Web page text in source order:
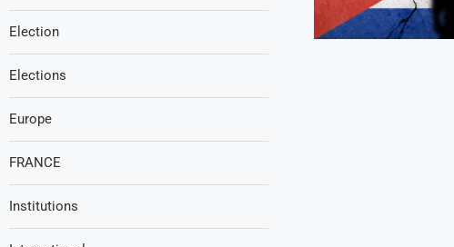
Election
Elections
Europe
FRANCE
Institutions